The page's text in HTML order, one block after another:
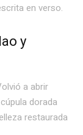
en verso.
y
a abrir
dorada
restaurada